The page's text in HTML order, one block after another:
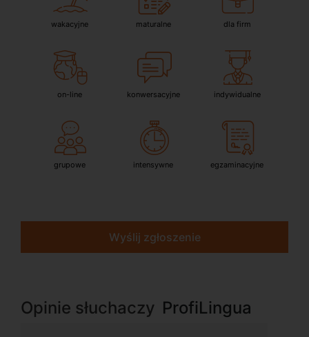
wakacyjne maturalne dla firm
on-line konwersacyjne indywidualne
grupowe intensywne egzaminacyjne
Wyślij zgłoszenie
Opinie słuchaczy ProfiLingua